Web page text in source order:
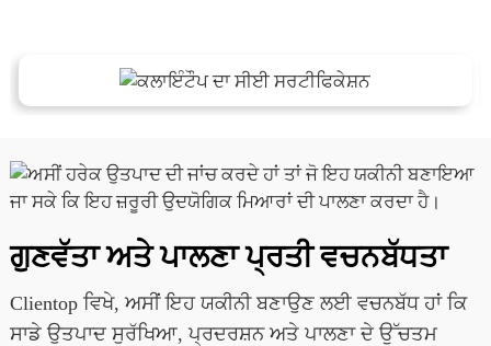
ਗੁਣਵੱਤਾ ਅਤੇ ਪਾਲਣਾ ਪ੍ਰਤੀ ਵਚਨਬੱਧਤਾ
Clientop ਵਿਖੇ, ਅਸੀਂ ਇਹ ਯਕੀਨੀ ਬਣਾਉਣ ਲਈ ਵਚਨਬੱਧ ਹਾਂ ਕਿ
ਸਾਡੇ ਉਤਪਾਦ ਸੁਰੱਖਿਆ, ਪ੍ਰਦਰਸ਼ਨ ਅਤੇ ਪਾਲਣਾ ਦੇ ਉੱਚਤਮ